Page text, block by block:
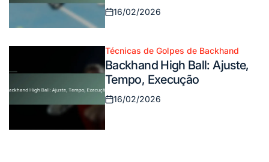
Posted
on
16/02/2026
Posted
in
Técnicas de Golpes de Backhand
Backhand High Ball: Ajuste,
Tempo, Execução
Posted
on
16/02/2026